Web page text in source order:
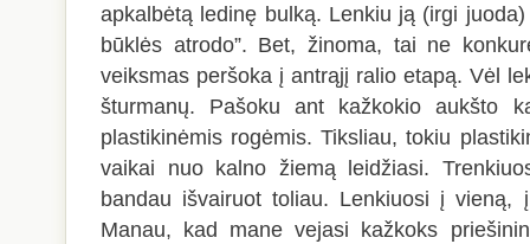
apkalbėtą ledinę bulką. Lenkiu ją (irgi
būklės atrodo”. Bet, žinoma, tai ne
veiksmas peršoka į antrąjį ralio etapą. Vėl
šturmanų. Pašoku ant kažkokio aukšto
plastikinėmis rogėmis. Tiksliau, tokiu
vaikai nuo kalno žiemą leidžiasi.
bandau išvairuot toliau. Lenkiuosi į
Manau, kad mane vejasi kažkoks